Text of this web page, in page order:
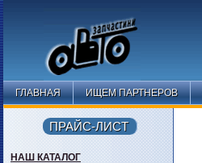
ГЛАВНАЯ ИЩЕМ ПАРТНЕРОВ
ПРАЙС-ЛИСТ
НАШ КАТАЛОГ